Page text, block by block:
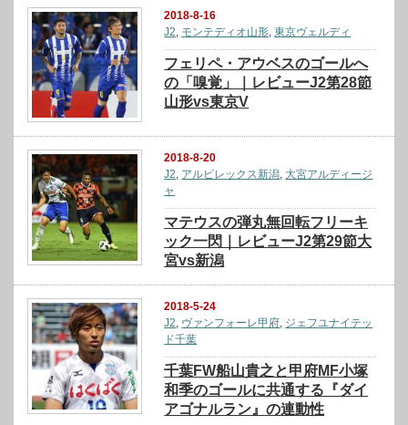
2018-8-16
J2 モンテディオ山形 ,東京ヴェルディ
フェリペ・アウベスのゴールへ
の「嗅覚」｜レビューJ2第28節
山形vs東京V
2018-8-20
J2, アルビレックス新潟, 大宮アルディージ
ャ
マテウスの弾丸無回転フリーキ
ック一閃｜レビューJ2第29節大
宮vs新潟
2018-5-24
J2, ヴァンフォーレ甲府, ジェフユナイテッ
ド千葉
千葉FW船山貴之と甲府MF小塚
和季のゴールに共通する『ダイ
アゴナルラン』の連動性